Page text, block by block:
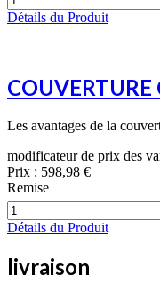
Détails du Produit
Les avantages de la
modificateur de prix des
Prix : 598,98 €
Remise
Détails du Produit
livraison